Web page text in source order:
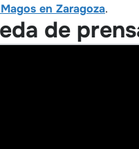
en Zaragoza.
de